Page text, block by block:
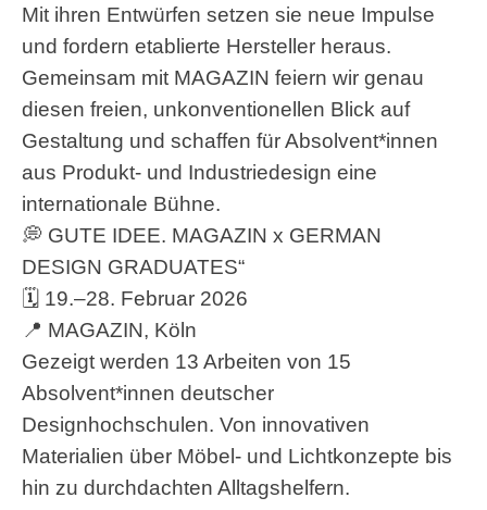
Mit ihren Entwürfen setzen sie neue Impulse
und fordern etablierte Hersteller heraus.
Gemeinsam mit MAGAZIN feiern wir genau
diesen freien, unkonventionellen Blick auf
Gestaltung und schaffen für Absolvent*innen
aus Produkt- und Industriedesign eine
internationale Bühne.
💭 GUTE IDEE. MAGAZIN x GERMAN
DESIGN GRADUATES“
🗓 19.–28. Februar 2026
📍 MAGAZIN, Köln
Gezeigt werden 13 Arbeiten von 15
Absolvent*innen deutscher
Designhochschulen. Von innovativen
Materialien über Möbel- und Lichtkonzepte bis
hin zu durchdachten Alltagshelfern.